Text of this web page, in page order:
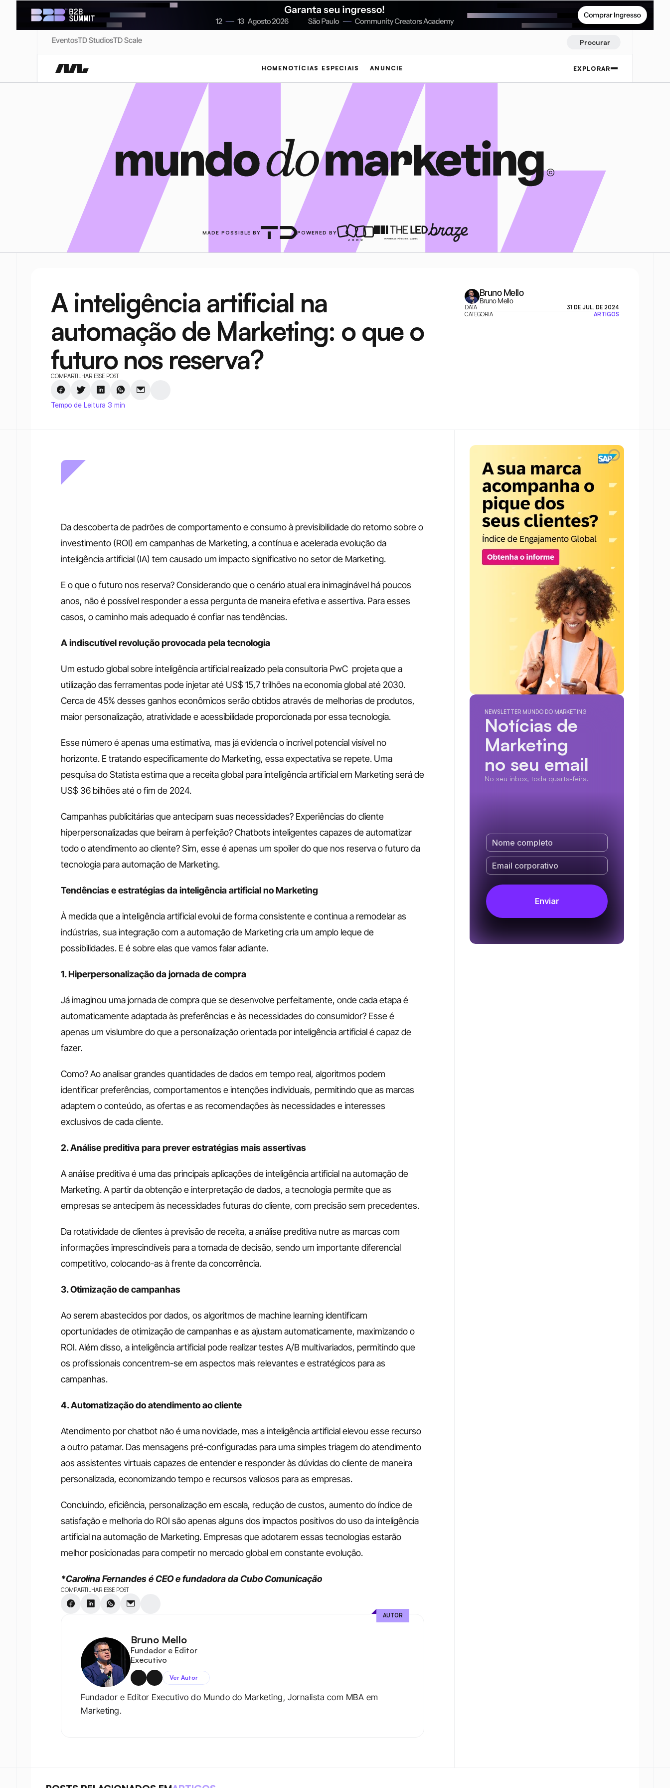
EventosTD StudiosTD Scale Procurar
HOME NOTÍCIAS ESPECIAIS ANUNCIE EXPLORAR
MADE POSSIBLE BY POWERED BY
A inteligência artificial na
automação de Marketing: o que o
futuro nos reserva?
COMPARTILHAR ESSE POST
Tempo de Leitura 3 min
Bruno Mello
Bruno Mello
DATA
31 DE JUL. DE 2024
CATEGORIA
ARTIGOS
Da descoberta de padrões de comportamento e consumo à previsibilidade do retorno sobre o
investimento (ROI) em campanhas de Marketing, a contínua e acelerada evolução da
inteligência artificial (IA) tem causado um impacto significativo no setor de Marketing.
E o que o futuro nos reserva? Considerando que o cenário atual era inimaginável há poucos
anos, não é possível responder a essa pergunta de maneira efetiva e assertiva. Para esses
casos, o caminho mais adequado é confiar nas tendências.
A indiscutível revolução provocada pela tecnologia
Um estudo global sobre inteligência artificial realizado pela consultoria PwC  projeta que a
utilização das ferramentas pode injetar até US$ 15,7 trilhões na economia global até 2030.
Cerca de 45% desses ganhos econômicos serão obtidos através de melhorias de produtos,
maior personalização, atratividade e acessibilidade proporcionada por essa tecnologia.
Esse número é apenas uma estimativa, mas já evidencia o incrível potencial visível no
horizonte. E tratando especificamente do Marketing, essa expectativa se repete. Uma
pesquisa do Statista estima que a receita global para inteligência artificial em Marketing será de
US$ 36 bilhões até o fim de 2024.
Campanhas publicitárias que antecipam suas necessidades? Experiências do cliente
hiperpersonalizadas que beiram à perfeição? Chatbots inteligentes capazes de automatizar
todo o atendimento ao cliente? Sim, esse é apenas um spoiler do que nos reserva o futuro da
tecnologia para automação de Marketing.
Tendências e estratégias da inteligência artificial no Marketing
À medida que a inteligência artificial evolui de forma consistente e continua a remodelar as
indústrias, sua integração com a automação de Marketing cria um amplo leque de
possibilidades. E é sobre elas que vamos falar adiante.
1. Hiperpersonalização da jornada de compra
Já imaginou uma jornada de compra que se desenvolve perfeitamente, onde cada etapa é
automaticamente adaptada às preferências e às necessidades do consumidor? Esse é
apenas um vislumbre do que a personalização orientada por inteligência artificial é capaz de
fazer.
Como? Ao analisar grandes quantidades de dados em tempo real, algoritmos podem
identificar preferências, comportamentos e intenções individuais, permitindo que as marcas
adaptem o conteúdo, as ofertas e as recomendações às necessidades e interesses
exclusivos de cada cliente.
2. Análise preditiva para prever estratégias mais assertivas
A análise preditiva é uma das principais aplicações de inteligência artificial na automação de
Marketing. A partir da obtenção e interpretação de dados, a tecnologia permite que as
empresas se antecipem às necessidades futuras do cliente, com precisão sem precedentes.
Da rotatividade de clientes à previsão de receita, a análise preditiva nutre as marcas com
informações imprescindíveis para a tomada de decisão, sendo um importante diferencial
competitivo, colocando-as à frente da concorrência.
3. Otimização de campanhas
Ao serem abastecidos por dados, os algoritmos de machine learning identificam
oportunidades de otimização de campanhas e as ajustam automaticamente, maximizando o
ROI. Além disso, a inteligência artificial pode realizar testes A/B multivariados, permitindo que
os profissionais concentrem-se em aspectos mais relevantes e estratégicos para as
campanhas.
4. Automatização do atendimento ao cliente
Atendimento por chatbot não é uma novidade, mas a inteligência artificial elevou esse recurso
a outro patamar. Das mensagens pré-configuradas para uma simples triagem do atendimento
aos assistentes virtuais capazes de entender e responder às dúvidas do cliente de maneira
personalizada, economizando tempo e recursos valiosos para as empresas.
Concluindo, eficiência, personalização em escala, redução de custos, aumento do índice de
satisfação e melhoria do ROI são apenas alguns dos impactos positivos do uso da inteligência
artificial na automação de Marketing. Empresas que adotarem essas tecnologias estarão
melhor posicionadas para competir no mercado global em constante evolução.
*Carolina Fernandes é CEO e fundadora da Cubo Comunicação
COMPARTILHAR ESSE POST
Bruno Mello
Fundador e Editor
Executivo
Ver Autor
Fundador e Editor Executivo do Mundo do Marketing, Jornalista com MBA em
Marketing.
AUTOR
NEWSLETTER MUNDO DO MARKETING
Notícias de
Marketing
no seu email
No seu inbox, toda quarta-feira.